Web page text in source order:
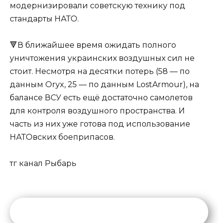
модернизировали советскую технику под
стандарты НАТО.
🔻В ближайшее время ожидать полного
уничтожения украинских воздушных сил не
стоит. Несмотря на десятки потерь (58 — по
данным Oryx, 25 — по данным LostArmour), на
балансе ВСУ есть ещё достаточно самолетов
для контроля воздушного пространства. И
часть из них уже готова под использование
НАТОвских боеприпасов.
тг канал Рыбарь